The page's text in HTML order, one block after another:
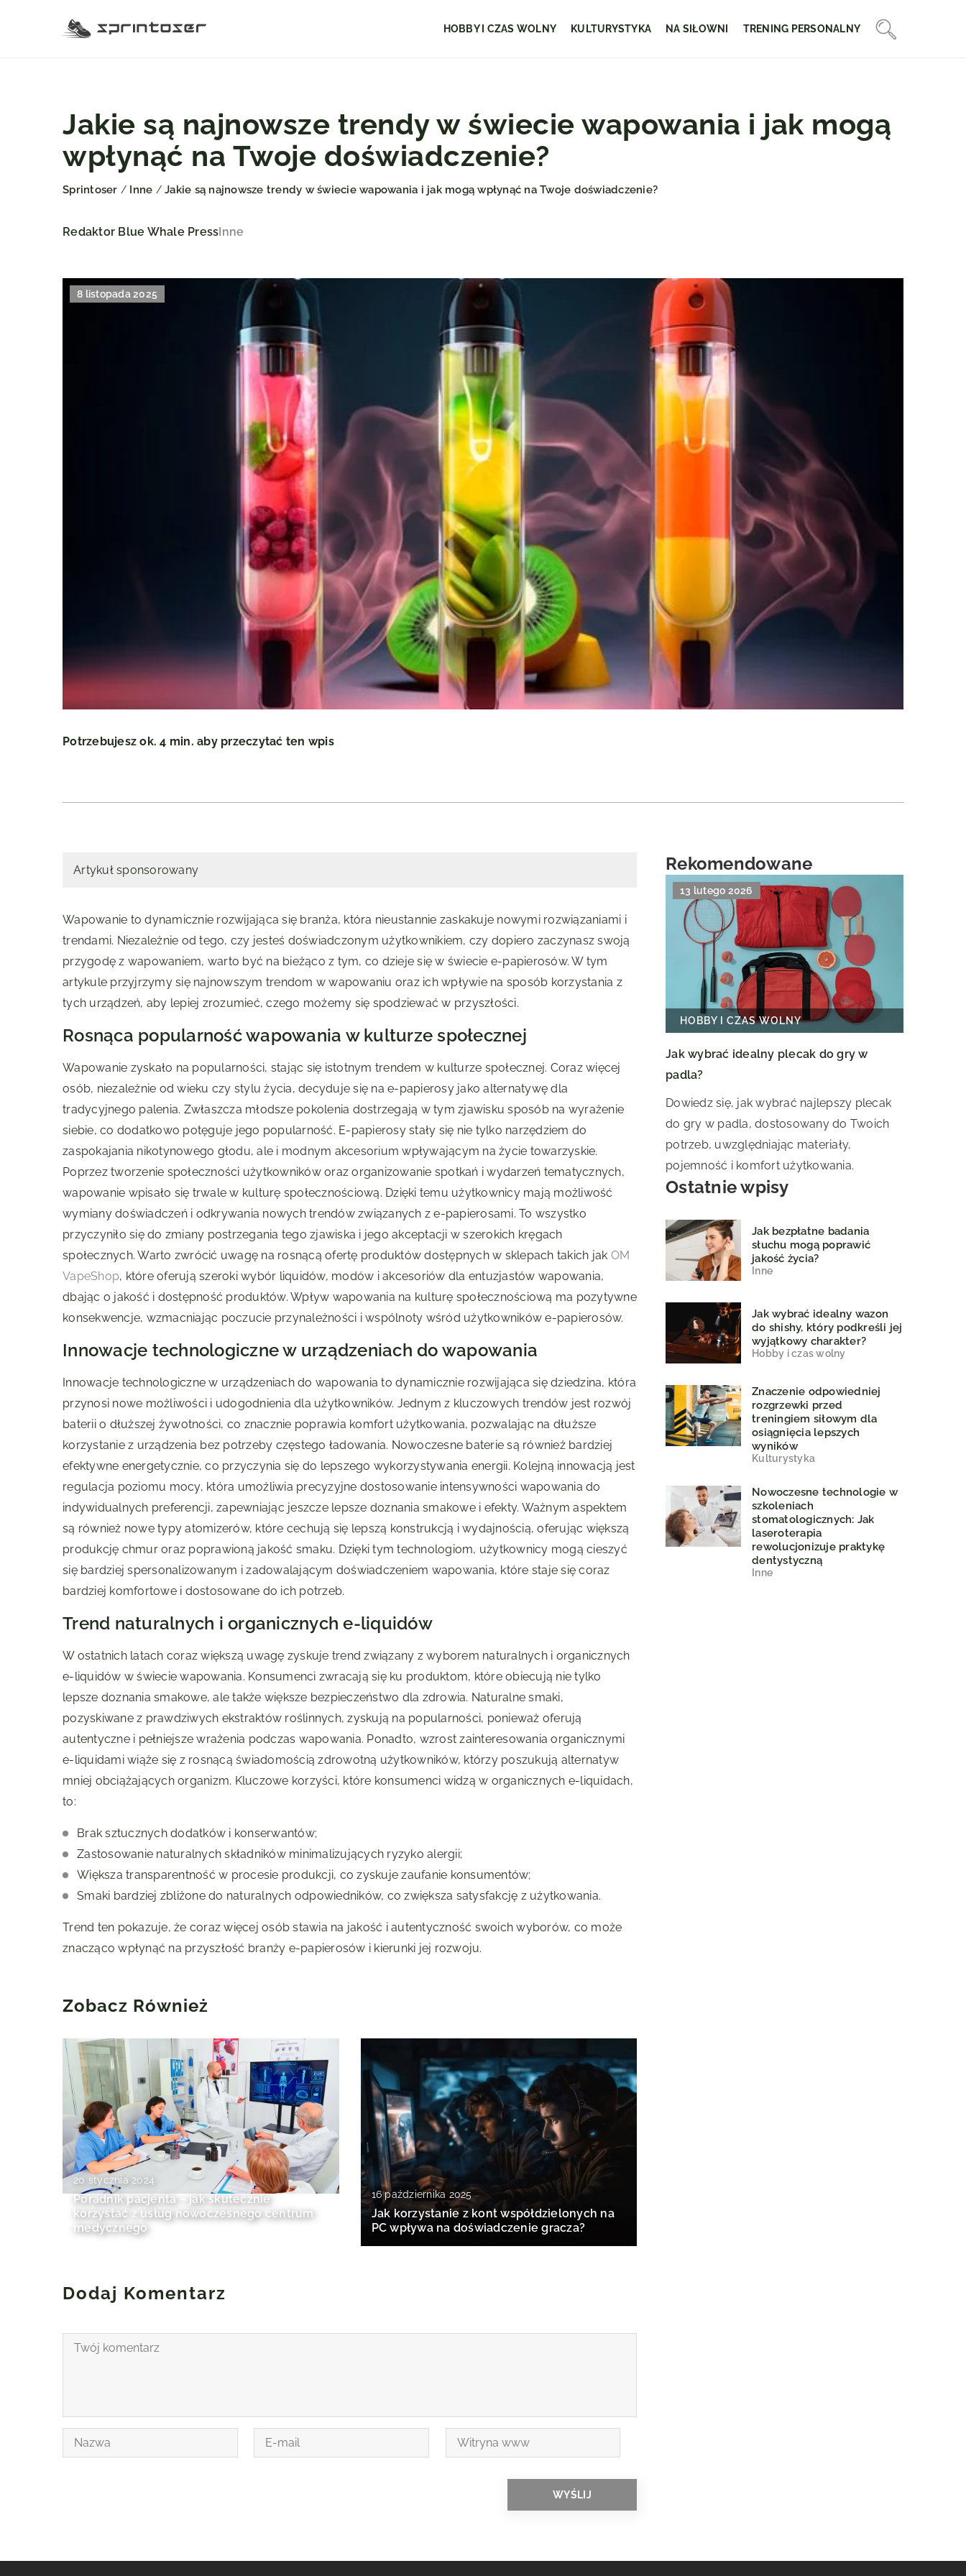
HOBBY I CZAS WOLNY KULTURYSTYKA NA SIŁOWNI TRENING PERSONALNY
Jakie są najnowsze trendy w świecie wapowania i jak mogą
wpłynąć na Twoje doświadczenie?
Sprintoser / Inne / Jakie są najnowsze trendy w świecie wapowania i jak mogą wpłynąć na Twoje doświadczenie?
Redaktor Blue Whale PressInne
8 listopada 2025
Potrzebujesz ok. 4 min. aby przeczytać ten wpis
Artykuł sponsorowany
Wapowanie to dynamicznie rozwijająca się branża, która nieustannie zaskakuje nowymi rozwiązaniami i
trendami. Niezależnie od tego, czy jesteś doświadczonym użytkownikiem, czy dopiero zaczynasz swoją
przygodę z wapowaniem, warto być na bieżąco z tym, co dzieje się w świecie e-papierosów. W tym
artykule przyjrzymy się najnowszym trendom w wapowaniu oraz ich wpływie na sposób korzystania z
tych urządzeń, aby lepiej zrozumieć, czego możemy się spodziewać w przyszłości.
Rosnąca popularność wapowania w kulturze społecznej
Wapowanie zyskało na popularności, stając się istotnym trendem w kulturze społecznej. Coraz więcej
osób, niezależnie od wieku czy stylu życia, decyduje się na e-papierosy jako alternatywę dla
tradycyjnego palenia. Zwłaszcza młodsze pokolenia dostrzegają w tym zjawisku sposób na wyrażenie
siebie, co dodatkowo potęguje jego popularność. E-papierosy stały się nie tylko narzędziem do
zaspokajania nikotynowego głodu, ale i modnym akcesorium wpływającym na życie towarzyskie.
Poprzez tworzenie społeczności użytkowników oraz organizowanie spotkań i wydarzeń tematycznych,
wapowanie wpisało się trwale w kulturę społecznościową. Dzięki temu użytkownicy mają możliwość
wymiany doświadczeń i odkrywania nowych trendów związanych z e-papierosami. To wszystko
przyczyniło się do zmiany postrzegania tego zjawiska i jego akceptacji w szerokich kręgach
społecznych. Warto zwrócić uwagę na rosnącą ofertę produktów dostępnych w sklepach takich jak OM
VapeShop, które oferują szeroki wybór liquidów, modów i akcesoriów dla entuzjastów wapowania,
dbając o jakość i dostępność produktów. Wpływ wapowania na kulturę społecznościową ma pozytywne
konsekwencje, wzmacniając poczucie przynależności i wspólnoty wśród użytkowników e-papierosów.
Innowacje technologiczne w urządzeniach do wapowania
Innowacje technologiczne w urządzeniach do wapowania to dynamicznie rozwijająca się dziedzina, która
przynosi nowe możliwości i udogodnienia dla użytkowników. Jednym z kluczowych trendów jest rozwój
baterii o dłuższej żywotności, co znacznie poprawia komfort użytkowania, pozwalając na dłuższe
korzystanie z urządzenia bez potrzeby częstego ładowania. Nowoczesne baterie są również bardziej
efektywne energetycznie, co przyczynia się do lepszego wykorzystywania energii. Kolejną innowacją jest
regulacja poziomu mocy, która umożliwia precyzyjne dostosowanie intensywności wapowania do
indywidualnych preferencji, zapewniając jeszcze lepsze doznania smakowe i efekty. Ważnym aspektem
są również nowe typy atomizerów, które cechują się lepszą konstrukcją i wydajnością, oferując większą
produkcję chmur oraz poprawioną jakość smaku. Dzięki tym technologiom, użytkownicy mogą cieszyć
się bardziej spersonalizowanym i zadowalającym doświadczeniem wapowania, które staje się coraz
bardziej komfortowe i dostosowane do ich potrzeb.
Trend naturalnych i organicznych e-liquidów
W ostatnich latach coraz większą uwagę zyskuje trend związany z wyborem naturalnych i organicznych
e-liquidów w świecie wapowania. Konsumenci zwracają się ku produktom, które obiecują nie tylko
lepsze doznania smakowe, ale także większe bezpieczeństwo dla zdrowia. Naturalne smaki,
pozyskiwane z prawdziwych ekstraktów roślinnych, zyskują na popularności, ponieważ oferują
autentyczne i pełniejsze wrażenia podczas wapowania. Ponadto, wzrost zainteresowania organicznymi
e-liquidami wiąże się z rosnącą świadomością zdrowotną użytkowników, którzy poszukują alternatyw
mniej obciążających organizm. Kluczowe korzyści, które konsumenci widzą w organicznych e-liquidach,
to:
Brak sztucznych dodatków i konserwantów;
Zastosowanie naturalnych składników minimalizujących ryzyko alergii;
Większa transparentność w procesie produkcji, co zyskuje zaufanie konsumentów;
Smaki bardziej zbliżone do naturalnych odpowiedników, co zwiększa satysfakcję z użytkowania.
Trend ten pokazuje, że coraz więcej osób stawia na jakość i autentyczność swoich wyborów, co może
znacząco wpłynąć na przyszłość branży e-papierosów i kierunki jej rozwoju.
Zobacz Również
20 stycznia 2024
Poradnik pacjenta – jak skutecznie
korzystać z usług nowoczesnego centrum
medycznego
16 października 2025
Jak korzystanie z kont współdzielonych na
PC wpływa na doświadczenie gracza?
Dodaj Komentarz
Rekomendowane
13 lutego 2026
HOBBY I CZAS WOLNY
Jak wybrać idealny plecak do gry w
padla?
Dowiedz się, jak wybrać najlepszy plecak
do gry w padla, dostosowany do Twoich
potrzeb, uwzględniając materiały,
pojemność i komfort użytkowania.
Ostatnie wpisy
Jak bezpłatne badania
słuchu mogą poprawić
jakość życia?
Inne
Jak wybrać idealny wazon
do shishy, który podkreśli jej
wyjątkowy charakter?
Hobby i czas wolny
Znaczenie odpowiedniej
rozgrzewki przed
treningiem siłowym dla
osiągnięcia lepszych
wyników
Kulturystyka
Nowoczesne technologie w
szkoleniach
stomatologicznych: Jak
laseroterapia
rewolucjonizuje praktykę
dentystyczną
Inne